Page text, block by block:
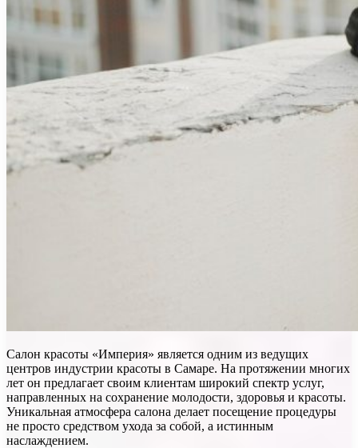
Салон красоты «Империя» является одним из ведущих
центров индустрии красоты в Самаре. На протяжении многих
лет он предлагает своим клиентам широкий спектр услуг,
направленных на сохранение молодости, здоровья и красоты.
Уникальная атмосфера салона делает посещение процедуры
не просто средством ухода за собой, а истинным
наслаждением.